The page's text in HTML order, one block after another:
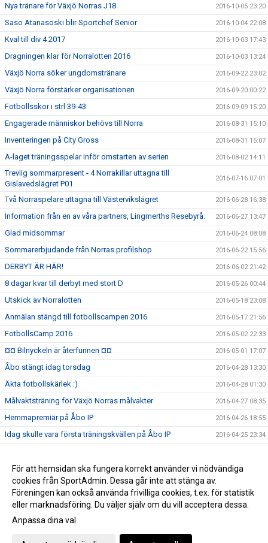
Nya tränare för Växjö Norras J18 2016-10-05 23:20
Saso Atanasoski blir Sportchef Senior 2016-10-04 22:08
Kval till div 4 2017 2016-10-03 17:43
Dragningen klar för Norralotten 2016 2016-10-03 13:24
Växjö Norra söker ungdomstränare 2016-09-22 23:02
Växjö Norra förstärker organisationen 2016-09-20 00:22
Fotbollsskor i strl 39-43 2016-09-09 15:20
Engagerade människor behövs till Norra 2016-08-31 15:10
Inventeringen på City Gross 2016-08-31 15:07
A-laget träningsspelar inför omstarten av serien 2016-08-02 14:11
Trevlig sommarpresent - 4 Norrakillar uttagna till
Gislavedslägret P01
2016-07-16 07:01
Två Norraspelare uttagna till Västervikslägret 2016-06-28 16:38
Information från en av våra partners, Lingmerths Resebyrå. 2016-06-27 13:47
Glad midsommar 2016-06-24 08:08
Sommarerbjudande från Norras profilshop 2016-06-22 15:56
DERBYT ÄR HÄR! 2016-06-02 21:42
8 dagar kvar till derbyt med stort D 2016-05-26 00:44
Utskick av Norralotten 2016-05-18 23:08
Anmälan stängd till fotbollscampen 2016 2016-05-17 21:56
FotbollsCamp 2016 2016-05-02 22:33
¤¤ Bilnyckeln är återfunnen ¤¤ 2016-05-01 17:07
Åbo stängt idag torsdag 2016-04-28 13:30
Äkta fotbollskärlek :) 2016-04-28 01:30
Målvaktsträning för Växjö Norras målvakter 2016-04-27 08:35
Hemmapremiär på Åbo IP 2016-04-26 18:55
Idag skulle vara första träningskvällen på Åbo IP 2016-04-25 23:34
Utprovning av profilkläder Stadium 2016-02-10 11:07
Möte angående Norrastugan 2016-02-10 11:06
Gå till Webbversion
För att hemsidan ska fungera korrekt använder vi nödvändiga
cookies från SportAdmin. Dessa går inte att stänga av.
Föreningen kan också använda frivilliga cookies, t.ex. för statistik
eller marknadsföring. Du väljer själv om du vill acceptera dessa.
Anpassa dina val